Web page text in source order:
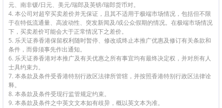
元、南非锾/日元、美元/瑞郎及英镑/瑞郎货币对。
4. 本公司对超窄买卖差价并无保证，且其不适用于极端市场情况，包括但不限
于在特低流通量、高波动性、突发新闻及/或公众假期的情况。在极端市场情况
下，买卖差价可能会大于正常情况下之差价。
5. 乐天证券香港保留权利随时暂停、修改或终止本推广优惠及修订有关条款和
条件，而毋须事先作出通知。
6. 乐天证券香港对本推广及有关优惠之所有事宜均有最终决定权，并对所有人
士具约束力。
7. 本条款及条件受香港特别行政区法律所管辖，并按照香港特别行政区法律诠
释。
8. 本条款及条件受现行监管规定约束。
9. 本条款及条件之中英文文本如有歧异，概以英文本为准。